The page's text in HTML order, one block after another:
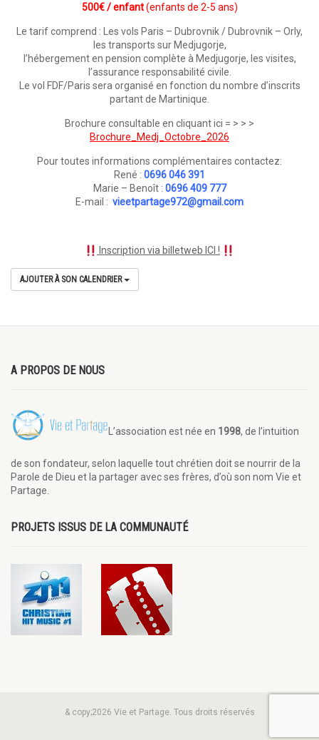
500€ / enfant(enfants de 2-5 ans)
Le tarif comprend : Les vols Paris – Dubrovnik / Dubrovnik – Orly,
les transports sur Medjugorje,
l’hébergement en pension complète à Medjugorje, les visites,
l’assurance responsabilité civile.
Le vol FDF/Paris sera organisé en fonction du nombre d’inscrits
partant de Martinique.
Brochure consultable en cliquant ici = > > >
Brochure_Medj_Octobre_2026
Pour toutes informations complémentaires contactez:
René : 0696 046 391
Marie – Benoît : 0696 409 777
E-mail : vieetpartage972@gmail.com
Inscription via billetweb ICI !
AJOUTER À SON CALENDRIER
A PROPOS DE NOUS
L’association est née en 1998, de l’intuition
de son fondateur, selon laquelle tout chrétien doit se nourrir de la
Parole de Dieu et la partager avec ses frères, d’où son nom Vie et
Partage.
PROJETS ISSUS DE LA COMMUNAUTÉ
& copy;2026 Vie et Partage. Tous droits réservés